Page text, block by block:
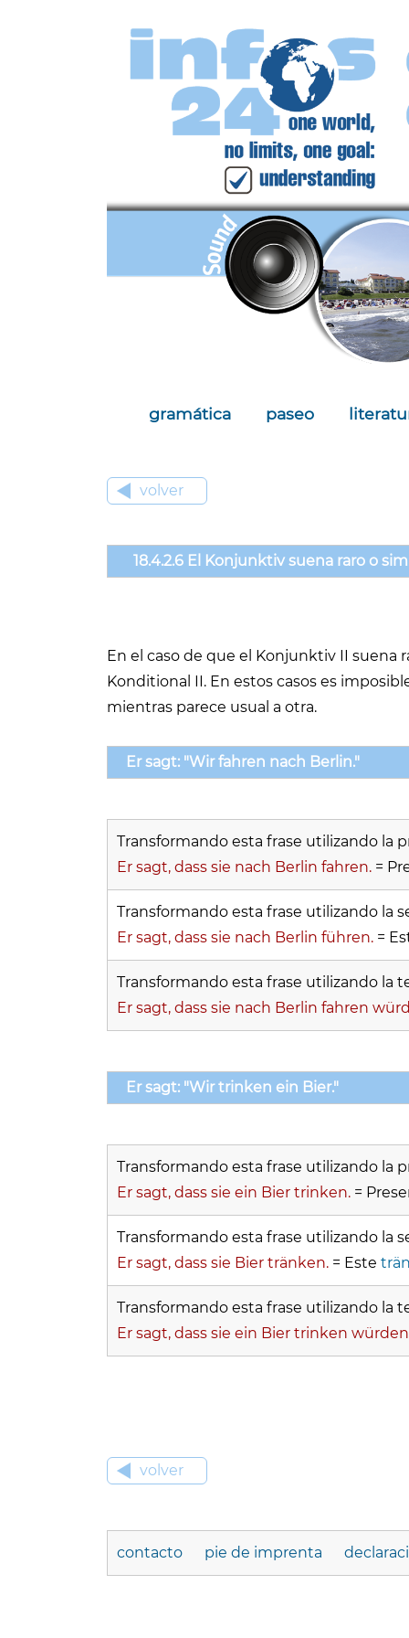
gramática paseo
volver
18.4.2.6 El Konjunktiv suena raro o
En el caso de que el Konjunktiv II
Konditional II. En estos casos es
mientras parece usual a otra.
Er sagt: "Wir fahren nach Berlin."
Transformando esta frase utilizando la
Er sagt, dass sie nach Berlin fahren. =
Transformando esta frase utilizando la
Er sagt, dass sie nach Berlin führen. =
Transformando esta frase utilizando la
Er sagt, dass sie nach Berlin fahren
Er sagt: "Wir trinken ein Bier."
Transformando esta frase utilizando la
Er sagt, dass sie ein Bier trinken. =
Transformando esta frase utilizando la
Er sagt, dass sie Bier tränken. = Este
Transformando esta frase utilizando la
Er sagt, dass sie ein Bier trinken
volver
contacto pie de imprenta